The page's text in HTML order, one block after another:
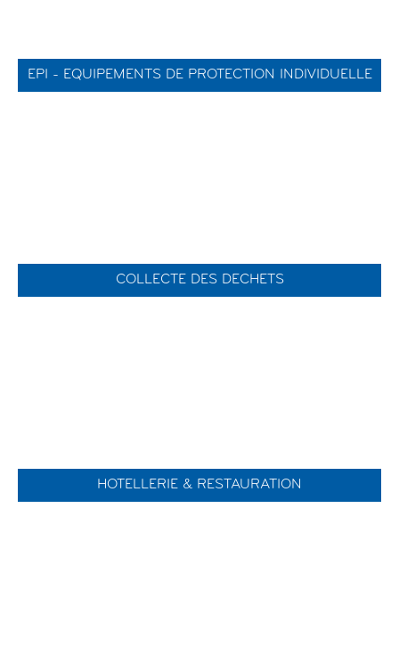
EPI - EQUIPEMENTS DE PROTECTION INDIVIDUELLE
COLLECTE DES DECHETS
HOTELLERIE & RESTAURATION